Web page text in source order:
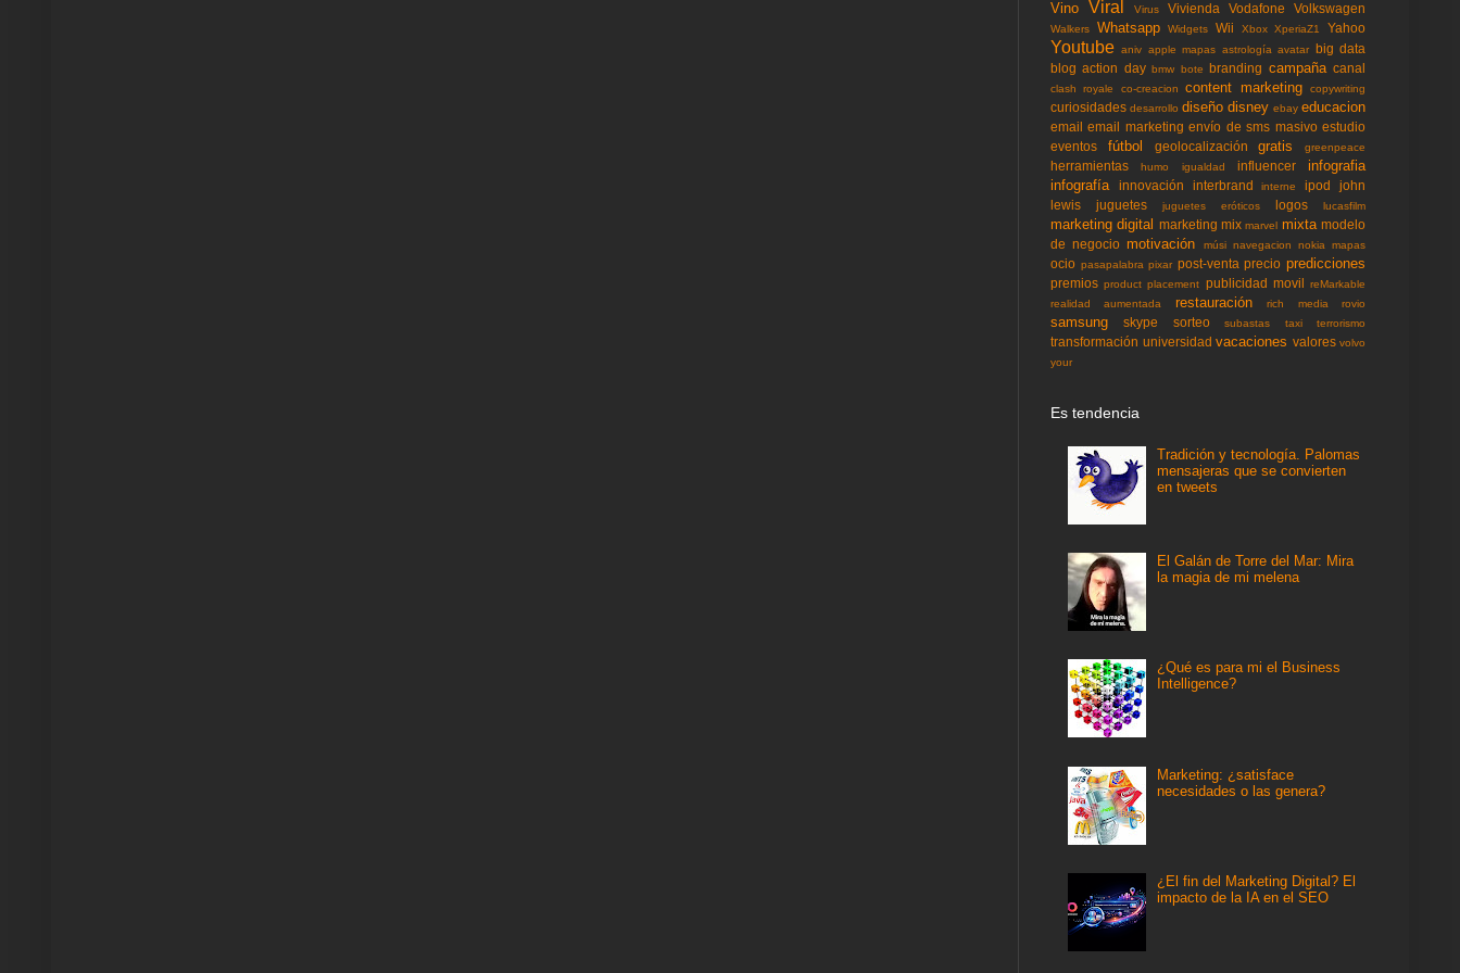
Vino Viral Virus Vivienda Vodafone Volkswagen
Walkers Whatsapp Widgets Wii Xbox XperiaZ1 Yahoo
Youtube aniv apple mapas astrología avatar big data
blog action day bmw bote branding campaña canal
clash royale co-creacion content marketing copywriting
curiosidades desarrollo diseño disney ebay educacion
email email marketing envío de sms masivo estudio
eventos
fútbol geolocalización gratis greenpeace
herramientas humo igualdad influencer
infografia
infografía
innovación interbrand interne ipod
john
lewis
juguetes juguetes eróticos logos lucasfilm
marketing digital marketing mix marvel mixta modelo
de negocio motivación músi navegacion nokia mapas
ocio pasapalabra pixar post-venta precio predicciones
premios product placement publicidad movil reMarkable
realidad aumentada
restauración rich media rovio
samsung skype sorteo subastas taxi terrorismo
transformación universidad vacaciones valores volvo
your
Es tendencia
Tradición y tecnología. Palomas
mensajeras que se convierten
en tweets
El Galán de Torre del Mar: Mira
la magia de mi melena
¿Qué es para mi el Business
Intelligence?
Marketing: ¿satisface
necesidades o las genera?
¿El fin del Marketing Digital? El
impacto de la IA en el SEO